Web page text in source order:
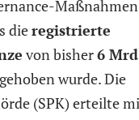
dieregistrierte
von bisher6
wurde. Die
(SPK) erteilte